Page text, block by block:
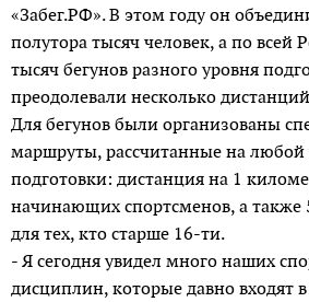
«Забег.РФ». В этом году он
полутора тысяч человек, а по всей
тысяч бегунов разного уровня
преодолевали несколько
Для бегунов были организованы
маршруты, рассчитанные на любой
подготовки: дистанция на 1
начинающих спортсменов, а также
для тех, кто старше 16-ти.
- Я сегодня увидел много наших
дисциплин, которые давно входят